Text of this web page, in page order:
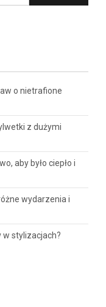
o nietrafione
z dużymi
aby było ciepło i
wydarzenia i
w stylizacjach?